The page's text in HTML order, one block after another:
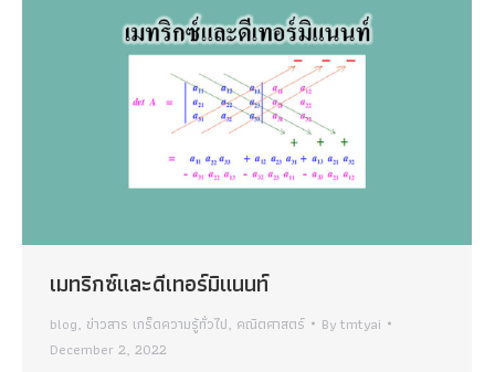
เมทริกซ์และดีเทอร์มิแนนท์
blog, ข่าวสาร เกร็ดความรู้ทั่วไป, คณิตศาสตร์ Bytmtyai
December 2, 2022